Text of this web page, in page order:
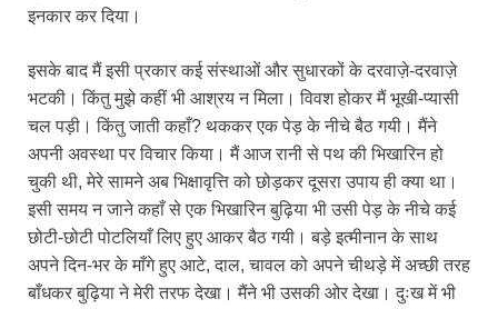
इनकार कर दिया।
इसके बाद मैं इसी प्रकार कई संस्थाओं और सुधारकों के दरवाज़े-दरवाज़े
भटकी। किंतु मुझे कहीं भी आश्रय न मिला। विवश होकर मैं भूखी-प्यासी
चल पड़ी। किंतु जाती कहाँ? थककर एक पेड़ के नीचे बैठ गयी। मैंने
अपनी अवस्था पर विचार किया। मैं आज रानी से पथ की भिखारिन हो
चुकी थी, मेरे सामने अब भिक्षावृत्ति को छोड़कर दूसरा उपाय ही क्या था।
इसी समय न जाने कहाँ से एक भिखारिन बुढ़िया भी उसी पेड़ के नीचे कई
छोटी-छोटी पोटलियाँ लिए हुए आकर बैठ गयी। बड़े इत्मीनान के साथ
अपने दिन-भर के माँगे हुए आटे, दाल, चावल को अपने चीथड़े में अच्छी तरह
बाँधकर बुढ़िया ने मेरी तरफ देखा। मैंने भी उसकी ओर देखा। दुःख में भी